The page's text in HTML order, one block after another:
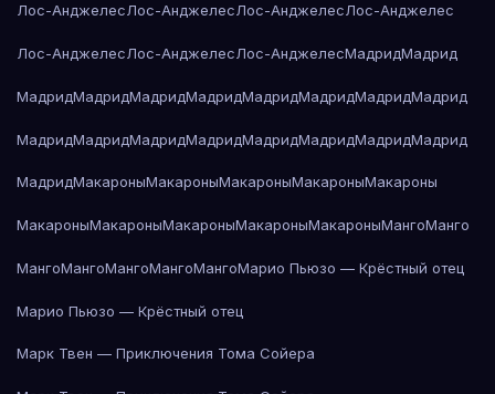
Лос-АнджелесЛос-АнджелесЛос-АнджелесЛос-Анджелес
Лос-АнджелесЛос-АнджелесЛос-АнджелесМадридМадрид
МадридМадридМадридМадридМадридМадридМадридМадрид
МадридМадридМадридМадридМадридМадридМадридМадрид
МадридМакароныМакароныМакароныМакароныМакароны
МакароныМакароныМакароныМакароныМакароныМангоМанго
МангоМангоМангоМангоМангоМарио Пьюзо — Крёстный отец
Марио Пьюзо — Крёстный отец
Марк Твен — Приключения Тома Сойера